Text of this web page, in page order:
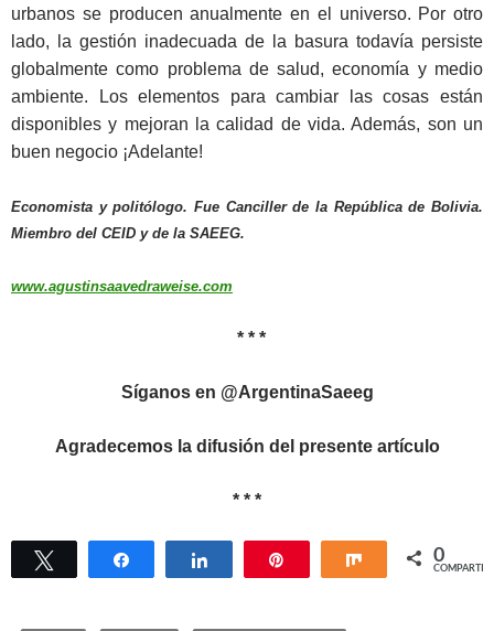
urbanos se producen anualmente en el universo. Por otro
lado, la gestión inadecuada de la basura todavía persiste
globalmente como problema de salud, economía y medio
ambiente. Los elementos para cambiar las cosas están
disponibles y mejoran la calidad de vida. Además, son un
buen negocio ¡Adelante!
Economista y politólogo. Fue Canciller de la República de Bolivia.
Miembro del CEID y de la SAEEG.
www.agustinsaavedraweise.com
* * *
Síganos en @ArgentinaSaeeg
Agradecemos la difusión del presente artículo
* * *
Twittear Compartir Compartir Compartir
0
COMPARTIR